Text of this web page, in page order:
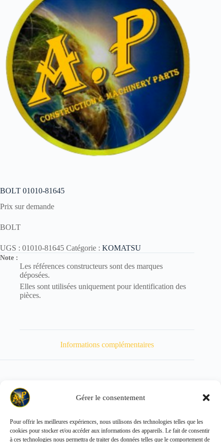
Gérer le consentement
Pour offrir les meilleures expériences, nous utilisons des technologies telles que les
cookies pour stocker et/ou accéder aux informations des appareils. Le fait de consentir
à ces technologies nous permettra de traiter des données telles que le comportement de
BOLT 01010-81645
Prix sur demande
BOLT
UGS : 01010-81645 Catégorie : KOMATSU
Note :
Les références constructeurs sont des marques
déposées.
Elles sont utilisées uniquement pour identification des
pièces.
Informations complémentaires
Poids 104 kg
Copyright © 2026 - ALL PARTS FRANCE SAS